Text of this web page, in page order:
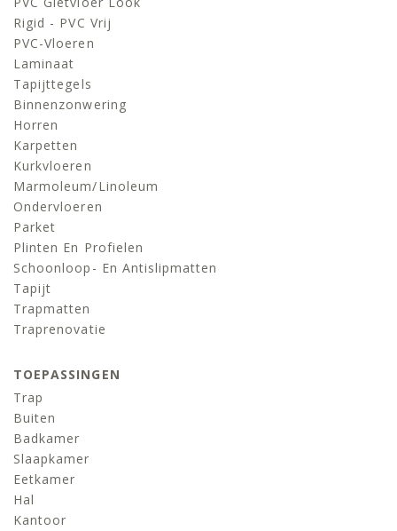
Rigid - PVC Vrij
PVC-Vloeren
Laminaat
Tapijttegels
Binnenzonwering
Horren
Karpetten
Kurkvloeren
Marmoleum/linoleum
Ondervloeren
Parket
Plinten En Profielen
Schoonloop- En Antislipmatten
Tapijt
Trapmatten
Traprenovatie
TOEPASSINGEN
Trap
Buiten
Badkamer
Slaapkamer
Eetkamer
Hal
Kantoor